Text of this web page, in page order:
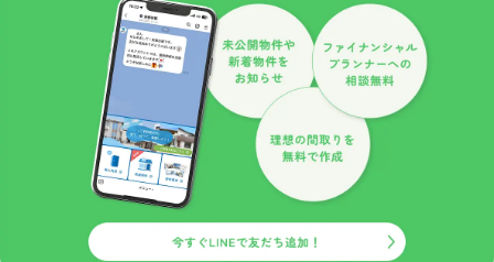
させていただくことがあります。
このような情報提供を希望されないお客様は、ご面倒でも当サ
イト管理者までお申し出ください。
当社はセキュリティに関して収集した個人情報は、適切な管理
のもとで安全に保管し、不正アクセス、紛失、破壊、改竄、漏
洩等から保護するための対策を講じ、業務の委託先にもこれを
徹底するよう指導いたします。
個人情報の開示
当社がお預かりした個人情報は、下記のいずれかに該当する場